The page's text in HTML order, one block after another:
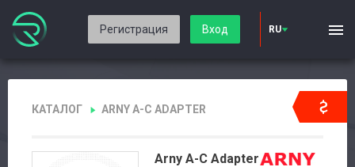
Регистрация Вход RU
КАТАЛОГ ARNY A-C ADAPTER
Arny A-C Adapter